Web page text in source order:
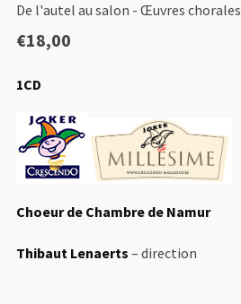
De l'autel au salon - Œuvres chorales
€18,00
1CD
Choeur de Chambre de Namur
Thibaut Lenaerts – direction